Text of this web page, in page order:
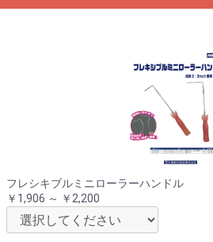
フレシキブルミニローラーハンドル
￥1,906 ～ ￥2,200